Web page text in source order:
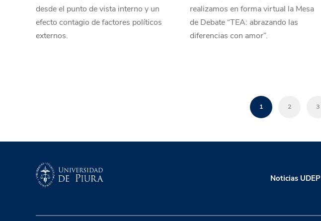
desde el punto de vista interno y un
efecto contagio de factores políticos
externos.
realizamos en forma virtual la Mesa
de Debate “TEA: abrazando las
diferencias con amor”.
1 2 3
Noticias UDEP